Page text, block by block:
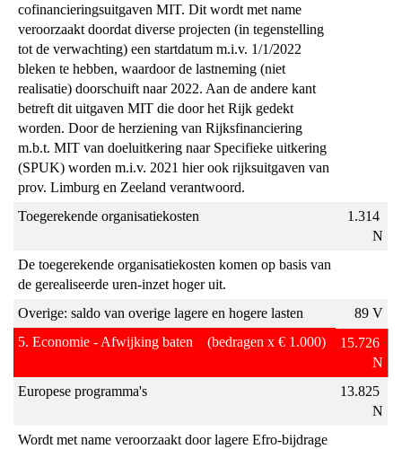
cofinancieringsuitgaven MIT. Dit wordt met name
veroorzaakt doordat diverse projecten (in tegenstelling
tot de verwachting) een startdatum m.i.v. 1/1/2022
bleken te hebben, waardoor de lastneming (niet
realisatie) doorschuift naar 2022. Aan de andere kant
betreft dit uitgaven MIT die door het Rijk gedekt
worden. Door de herziening van Rijksfinanciering
m.b.t. MIT van doeluitkering naar Specifieke uitkering
(SPUK) worden m.i.v. 2021 hier ook rijksuitgaven van
prov. Limburg en Zeeland verantwoord.
Toegerekende organisatiekosten
1.314
N
De toegerekende organisatiekosten komen op basis van
de gerealiseerde uren-inzet hoger uit.
Overige: saldo van overige lagere en hogere lasten
89 V
5. Economie - Afwijking baten    (bedragen x € 1.000)
15.726
N
Europese programma's
13.825
N
Wordt met name veroorzaakt door lagere Efro-bijdrage